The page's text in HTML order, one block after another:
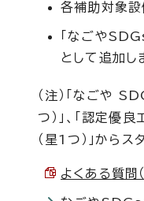
各補助対象設
「なごや
として追加し
（注）「なごや
つ）」、「認定優
（星1つ）」から
よくある質